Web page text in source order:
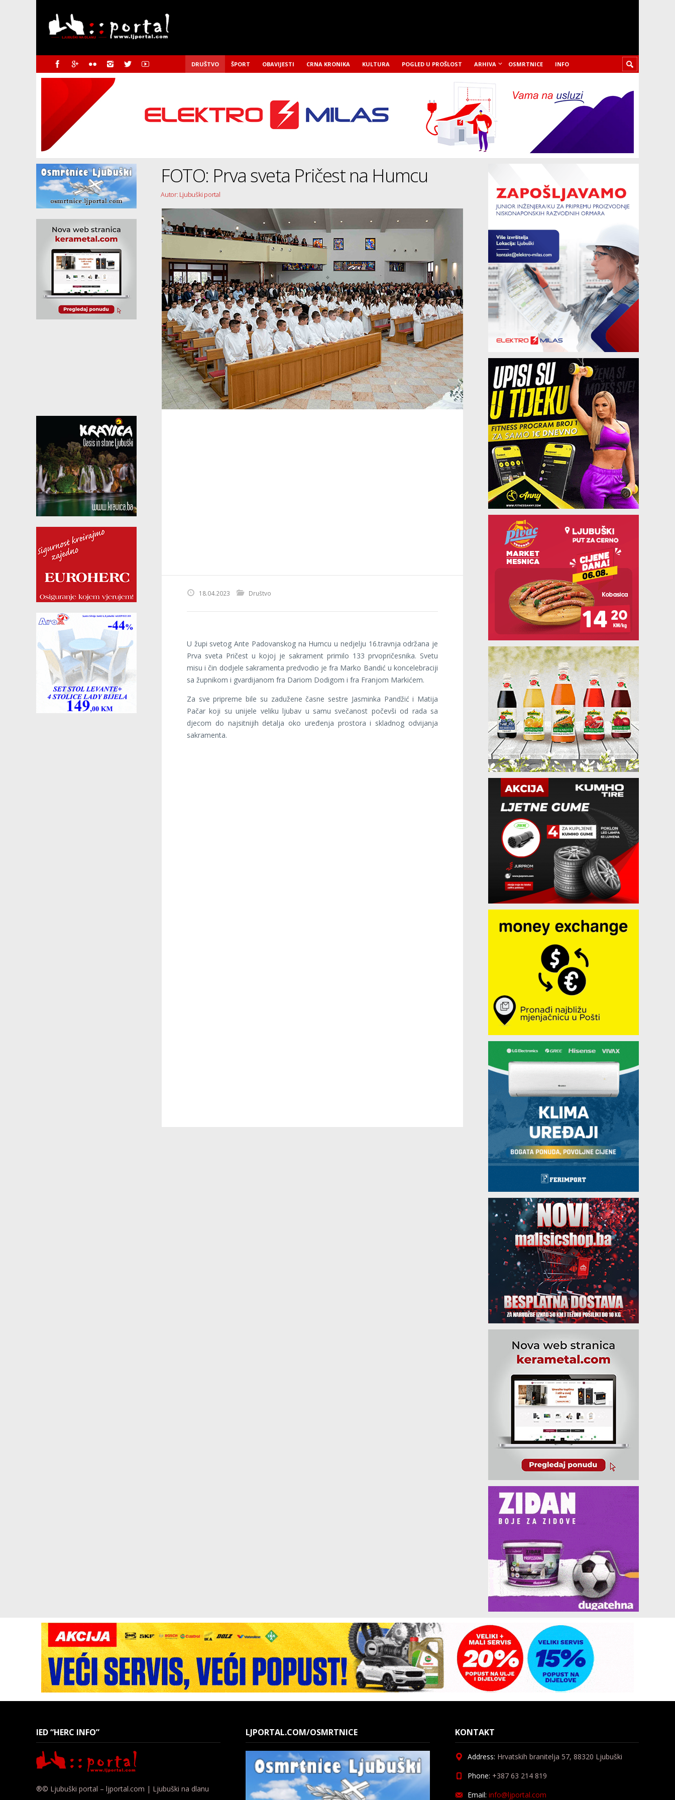
DRUŠTVO ŠPORT OBAVIJESTI CRNA KRONIKA KULTURA POGLED U PROŠLOST ARHIVA OSMRTNICE INFO
FOTO: Prva sveta Pričest na Humcu
Autor: Ljubuški portal
18.04.2023 Društvo
U župi svetog Ante Padovanskog na Humcu u nedjelju 16.travnja održana je
Prva sveta Pričest u kojoj je sakrament primilo 133 prvopričesnika. Svetu
misu i čin dodjele sakramenta predvodio je fra Marko Bandić u koncelebraciji
sa župnikom i gvardijanom fra Dariom Dodigom i fra Franjom Markićem.
Za sve pripreme bile su zadužene časne sestre Jasminka Pandžić i Matija
Pačar koji su unijele veliku ljubav u samu svečanost počevši od rada sa
djecom do najsitnijih detalja oko uređenja prostora i skladnog odvijanja
sakramenta.
IED “HERC INFO”
®© Ljubuški portal – ljportal.com | Ljubuški na dlanu
LJPORTAL.COM/OSMRTNICE KONTAKT
Address: Hrvatskih branitelja 57, 88320 Ljubuški
Phone: +387 63 214 819
Email: info@ljportal.com